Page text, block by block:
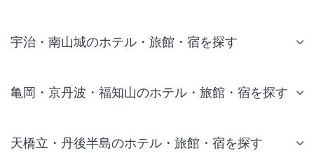
宇治・南山城のホテル・旅館・宿を探す
亀岡・京丹波・福知山のホテル・旅館・宿を探す
天橋立・丹後半島のホテル・旅館・宿を探す